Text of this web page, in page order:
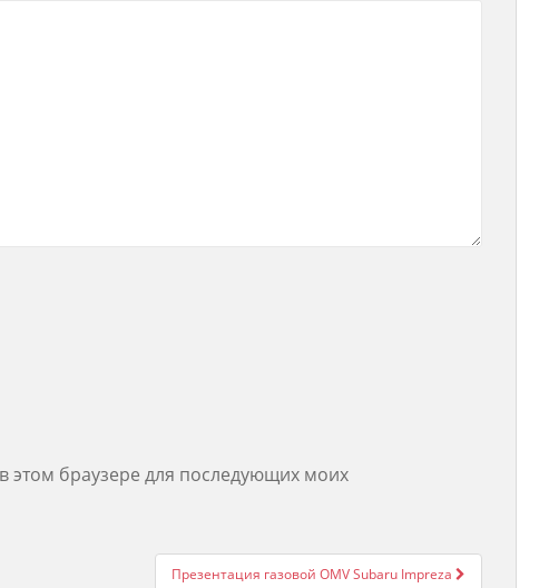
этом браузере для последующих моих
Презентация газовой OMV Subaru Impreza